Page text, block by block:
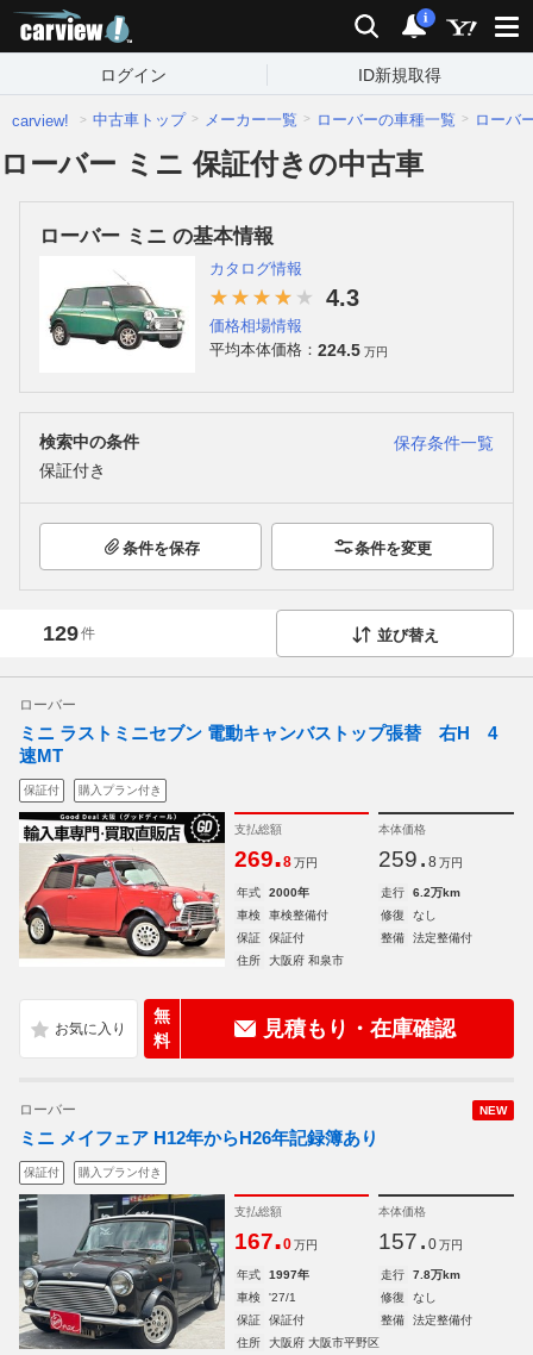
検索 通知
i
ログイン ID新規取得
carview! 中古車トップ メーカー一覧 ローバーの車種一覧 ローバ
ローバー ミニ 保証付きの中古車
ローバー ミニ の基本情報
カタログ情報
4.3
価格相場情報
平均本体価格： 224.5 万円
検索中の条件
保存条件一覧
保証付き
条件を保存 条件を変更
129件 並び替え
ローバー
ミニ ラストミニセブン 電動キャンバストップ張替 右H 4
速MT
保証付 購入プラン付き
支払総額
269.8 万円
本体価格
259. 8 万円
年式 2000年 走行
6.2万km
車検
車検整備付 修復
なし
保証
保証付 整備
法定整備付
住所
大阪府 和泉市
無
料
見積もり・在庫確認
NEW
ローバー
ミニ メイフェア H12年からH26年記録簿あり
保証付 購入プラン付き
支払総額
167.0 万円
本体価格
157. 0 万円
年式 1997年 走行
7.8万km
車検
'27/1 修復
なし
保証
保証付 整備
法定整備付
住所
大阪府 大阪市平野区